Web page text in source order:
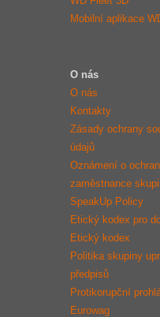
Mobilní aplikace
O nás
O nás
Kontakty
Zásady ochrany
údajů
Oznámení o
zaměstnance
SpeakUp Policy
Etický kodex pro
Etický kodex
Politika skupiny
předpisů
Protikorupční
Eurowag